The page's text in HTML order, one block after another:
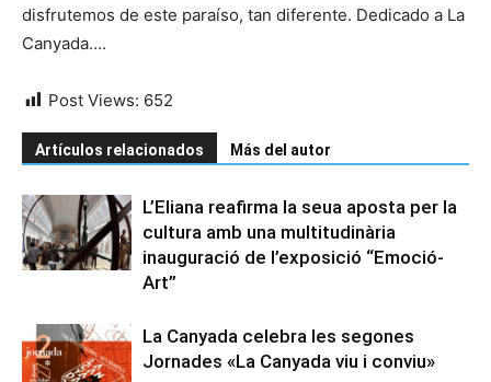
disfrutemos de este paraíso, tan diferente. Dedicado a La
Canyada….
Post Views: 652
Artículos relacionados Más del autor
L’Eliana reafirma la seua aposta per la
cultura amb una multitudinària
inauguració de l’exposició “Emoció-
Art”
La Canyada celebra les segones
Jornades «La Canyada viu i conviu»